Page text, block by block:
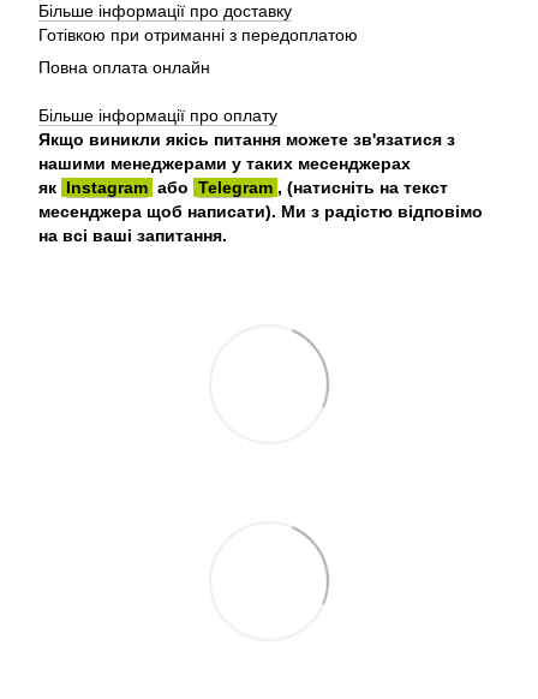
Більше інформації про доставку
Готівкою при отриманні з передоплатою
Повна оплата онлайн
Більше інформації про оплату
Якщо виникли якісь питання можете зв'язатися з
нашими менеджерами у таких месенджерах
як Instagram або Telegram , (натисніть на текст
месенджера щоб написати). Ми з радістю відповімо
на всі ваші запитання.